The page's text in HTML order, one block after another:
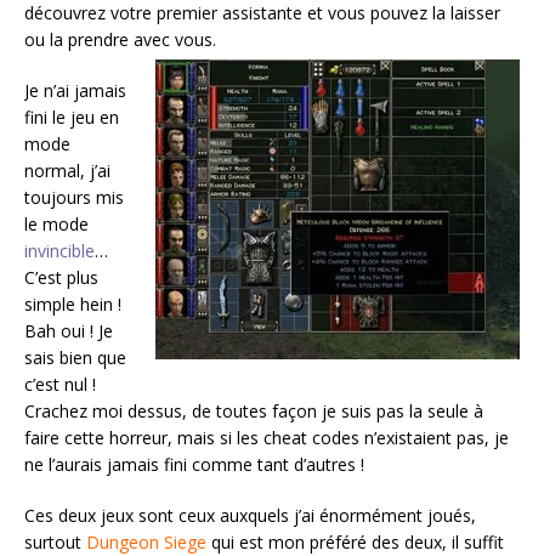
découvrez votre premier assistante et vous pouvez la laisser
ou la prendre avec vous.
Je n’ai jamais
fini le jeu en
mode
normal, j’ai
toujours mis
le mode
invincible…
C’est plus
simple hein !
Bah oui ! Je
sais bien que
c’est nul !
Crachez moi dessus, de toutes façon je suis pas la seule à
faire cette horreur, mais si les cheat codes n’existaient pas, je
ne l’aurais jamais fini comme tant d’autres !
Ces deux jeux sont ceux auxquels j’ai énormément joués,
surtout Dungeon Siege qui est mon préféré des deux, il suffit